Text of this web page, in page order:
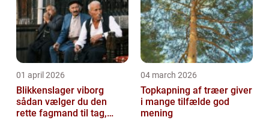
01 april 2026
Blikkenslager viborg
sådan vælger du den
rette fagmand til tag,
04 march 2026
Topkapning af træer giver
i mange tilfælde god
mening